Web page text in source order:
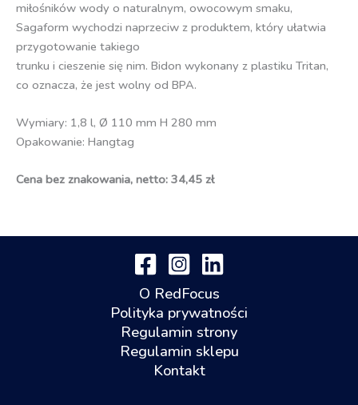
miłośników wody o naturalnym, owocowym smaku,
Sagaform wychodzi naprzeciw z produktem, który ułatwia
przygotowanie takiego
trunku i cieszenie się nim. Bidon wykonany z plastiku Tritan,
co oznacza, że jest wolny od BPA.
Wymiary: 1,8 l, Ø 110 mm H 280 mm
Opakowanie: Hangtag
Cena bez znakowania, netto: 34,45 zł
O RedFocus
Polityka prywatności
Regulamin strony
Regulamin sklepu
Kontakt